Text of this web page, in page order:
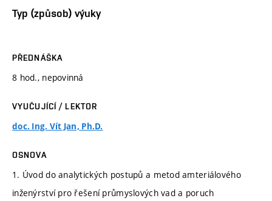
Typ (způsob) výuky
PŘEDNÁŠKA
8 hod., nepovinná
VYUČUJÍCÍ / LEKTOR
doc. Ing. Vít Jan, Ph.D.
OSNOVA
1. Úvod do analytických postupů a metod amteriálového
inženýrství pro řešení průmyslových vad a poruch